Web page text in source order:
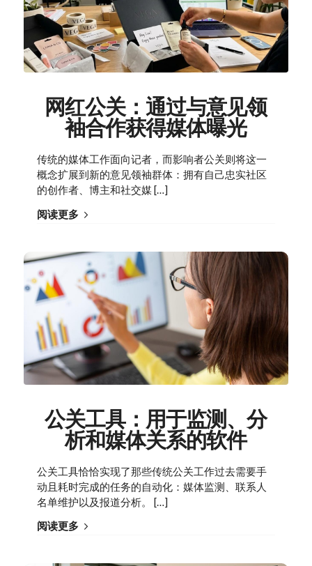
网红公关：通过与意见领
袖合作获得媒体曝光
传统的媒体工作面向记者，而影响者公关则将这一
概念扩展到新的意见领袖群体：拥有自己忠实社区
的创作者、博主和社交媒 […]
阅读更多
公关工具：用于监测、分
析和媒体关系的软件
公关工具恰恰实现了那些传统公关工作过去需要手
动且耗时完成的任务的自动化：媒体监测、联系人
名单维护以及报道分析。 […]
阅读更多